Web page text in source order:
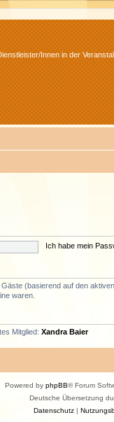
Innen in der
Ich habe mein
(basierend auf den
waren.
Mitglied: Xandra Baier
Powered by phpBB® Forum
Deutsche Übersetzung
Datenschutz|